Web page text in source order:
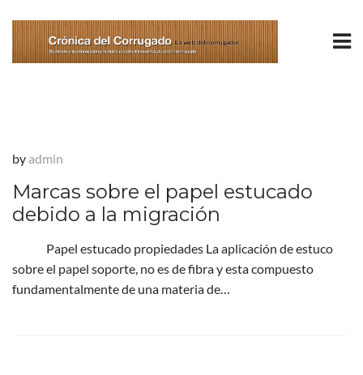
by admin
Marcas sobre el papel estucado
debido a la migración
Papel estucado propiedades La aplicación de estuco
sobre el papel soporte, no es de fibra y esta compuesto
fundamentalmente de una materia de…